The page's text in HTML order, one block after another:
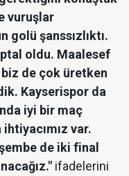
vuruşlar
şanssızlıktı.
oldu. Maalesef
de çok üretken
Kayserispor da
iyi bir maç
var.
de iki final
ifadelerini